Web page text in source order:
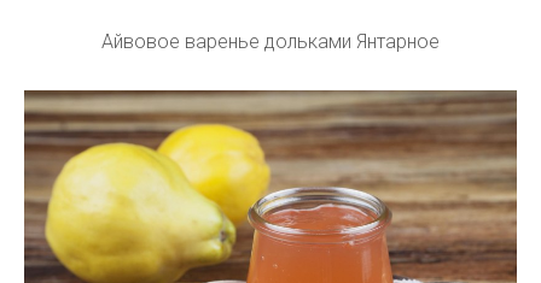
Айвовое варенье дольками Янтарное